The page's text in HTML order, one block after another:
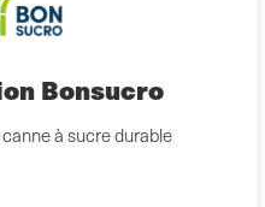
Bonsucro
à sucre durable